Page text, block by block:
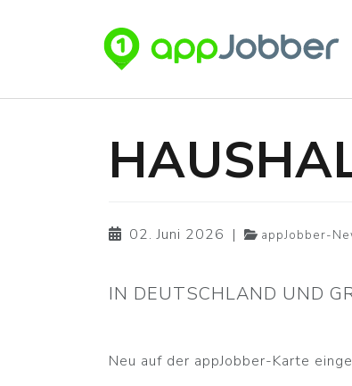
02. Juni 2026 | appJobber-
IN DEUTSCHLAND UND
Neu auf der appJobber-Karte